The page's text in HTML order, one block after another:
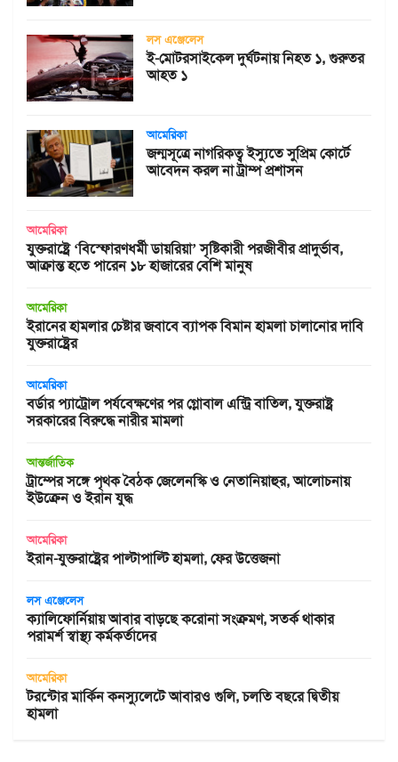
লস এঞ্জেলেস
ই-মোটরসাইকেল দুর্ঘটনায় নিহত ১, গুরুতর
আহত ১
আমেরিকা
জন্মসূত্রে নাগরিকত্ব ইস্যুতে সুপ্রিম কোর্টে
আবেদন করল না ট্রাম্প প্রশাসন
আমেরিকা
যুক্তরাষ্ট্রে ‘বিস্ফোরণধর্মী ডায়রিয়া’ সৃষ্টিকারী পরজীবীর প্রাদুর্ভাব,
আক্রান্ত হতে পারেন ১৮ হাজারের বেশি মানুষ
আমেরিকা
ইরানের হামলার চেষ্টার জবাবে ব্যাপক বিমান হামলা চালানোর দাবি
যুক্তরাষ্ট্রের
আমেরিকা
বর্ডার প্যাট্রোল পর্যবেক্ষণের পর গ্লোবাল এন্ট্রি বাতিল, যুক্তরাষ্ট্র
সরকারের বিরুদ্ধে নারীর মামলা
আন্তর্জাতিক
ট্রাম্পের সঙ্গে পৃথক বৈঠক জেলেনস্কি ও নেতানিয়াহুর, আলোচনায়
ইউক্রেন ও ইরান যুদ্ধ
আমেরিকা
ইরান-যুক্তরাষ্ট্রের পাল্টাপাল্টি হামলা, ফের উত্তেজনা
লস এঞ্জেলেস
ক্যালিফোর্নিয়ায় আবার বাড়ছে করোনা সংক্রমণ, সতর্ক থাকার
পরামর্শ স্বাস্থ্য কর্মকর্তাদের
আমেরিকা
টরন্টোর মার্কিন কনস্যুলেটে আবারও গুলি, চলতি বছরে দ্বিতীয়
হামলা